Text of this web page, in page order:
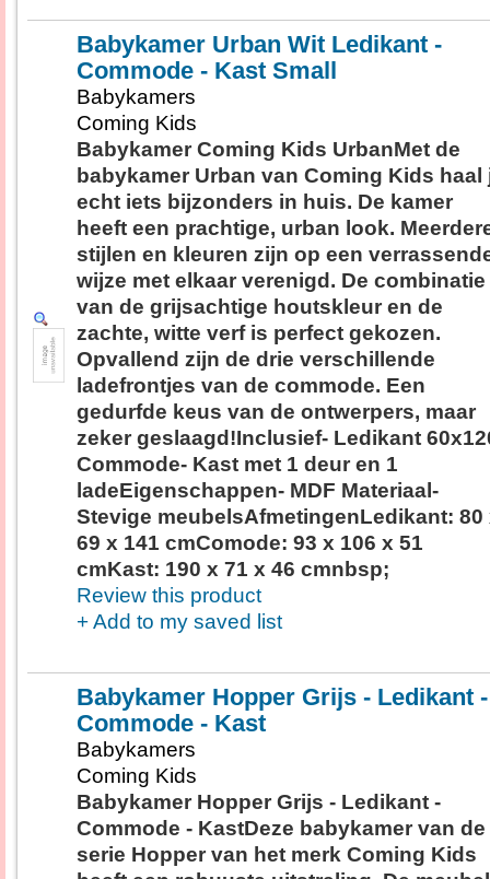
Babykamer Urban Wit Ledikant -
Commode - Kast Small
Babykamers
Coming Kids
Babykamer Coming Kids UrbanMet de
babykamer Urban van Coming Kids haal
echt iets bijzonders in huis. De kamer
heeft een prachtige, urban look.
stijlen en kleuren zijn op een
wijze met elkaar verenigd. De combinatie
van de grijsachtige houtskleur en de
zachte, witte verf is perfect gekozen.
Opvallend zijn de drie verschillende
ladefrontjes van de commode. Een
gedurfde keus van de ontwerpers, maar
zeker geslaagd!Inclusief- Ledikant
Commode- Kast met 1 deur en 1
ladeEigenschappen- MDF Materiaal-
Stevige meubelsAfmetingenLedikant: 80
69 x 141 cmComode: 93 x 106 x 51
cmKast: 190 x 71 x 46 cmnbsp;
Review this product
+ Add to my saved list
Babykamer Hopper Grijs - Ledikant -
Commode - Kast
Babykamers
Coming Kids
Babykamer Hopper Grijs - Ledikant -
Commode - KastDeze babykamer van de
serie Hopper van het merk Coming Kids